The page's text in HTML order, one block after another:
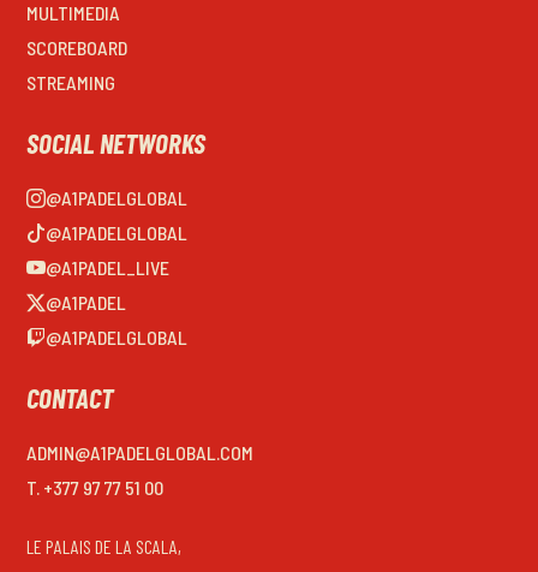
MULTIMEDIA
SCOREBOARD
STREAMING
SOCIAL NETWORKS
@A1PADELGLOBAL
@A1PADELGLOBAL
@A1PADEL_LIVE
@A1PADEL
@A1PADELGLOBAL
CONTACT
ADMIN@A1PADELGLOBAL.COM
T. +377 97 77 51 00
LE PALAIS DE LA SCALA,